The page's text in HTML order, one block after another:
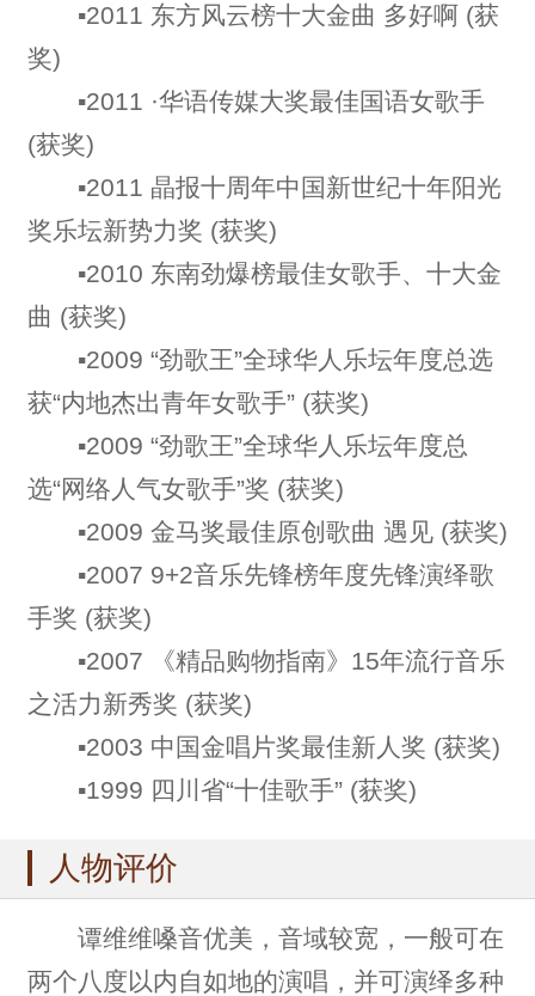
▪2011 东方风云榜十大金曲 多好啊 (获
奖)
▪2011 ·华语传媒大奖最佳国语女歌手
(获奖)
▪2011 晶报十周年中国新世纪十年阳光
奖乐坛新势力奖 (获奖)
▪2010 东南劲爆榜最佳女歌手、十大金
曲 (获奖)
▪2009 “劲歌王”全球华人乐坛年度总选
获“内地杰出青年女歌手” (获奖)
▪2009 “劲歌王”全球华人乐坛年度总
选“网络人气女歌手”奖 (获奖)
▪2009 金马奖最佳原创歌曲 遇见 (获奖)
▪2007 9+2音乐先锋榜年度先锋演绎歌
手奖 (获奖)
▪2007 《精品购物指南》15年流行音乐
之活力新秀奖 (获奖)
▪2003 中国金唱片奖最佳新人奖 (获奖)
▪1999 四川省“十佳歌手” (获奖)
人物评价
谭维维嗓音优美，音域较宽，一般可在
两个八度以内自如地的演唱，并可演绎多种